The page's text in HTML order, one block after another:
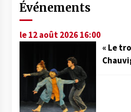
Événements
le 12 août 2026 16:00
« Le